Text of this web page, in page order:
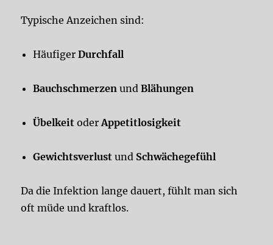
Typische Anzeichen sind:
HäufigerDurchfall
Bauchschmerzen undBlähungen
Übelkeit oderAppetitlosigkeit
Gewichtsverlust und Schwächegefühl
Da die Infektion lange dauert, fühlt man sich
oft müde und kraftlos.